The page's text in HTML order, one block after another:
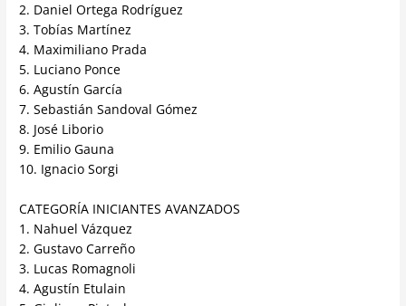
2. Daniel Ortega Rodríguez
3. Tobías Martínez
4. Maximiliano Prada
5. Luciano Ponce
6. Agustín García
7. Sebastián Sandoval Gómez
8. José Liborio
9. Emilio Gauna
10. Ignacio Sorgi
CATEGORÍA INICIANTES AVANZADOS
1. Nahuel Vázquez
2. Gustavo Carreño
3. Lucas Romagnoli
4. Agustín Etulain